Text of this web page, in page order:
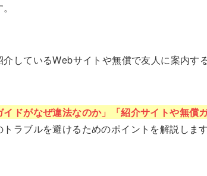
しているWebサイトや無償で友人に案内す
イドがなぜ違法なのか」「紹介サイトや無
トラブルを避けるためのポイントを解説します